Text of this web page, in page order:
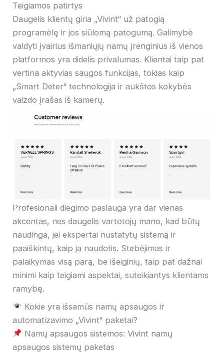
Teigiamos patirtys
Daugelis klientų giria „Vivint“ už patogią
programėlę ir jos siūlomą patogumą. Galimybė
valdyti įvairius išmaniųjų namų įrenginius iš vienos
platformos yra didelis privalumas. Klientai taip pat
vertina aktyvias saugos funkcijas, tokias kaip
„Smart Deter“ technologija ir aukštos kokybės
vaizdo įrašas iš kamerų.
Profesionali diegimo paslauga yra dar vienas
akcentas, nes daugelis vartotojų mano, kad būtų
naudinga, jei ekspertai nustatytų sistemą ir
paaiškintų, kaip ja naudotis. Stebėjimas ir
palaikymas visą parą, be išeiginių, taip pat dažnai
minimi kaip teigiami aspektai, suteikiantys klientams
ramybę.
Kokie yra išsamūs namų apsaugos ir
automatizavimo „Vivint“ paketai?
Namų apsaugos sistemos: Vivint namų
apsaugos sistemų paketas